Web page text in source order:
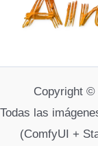
Copyright ©
Todas las
(ComfyUI +